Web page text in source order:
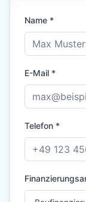
Name *
E-Mail *
Telefon *